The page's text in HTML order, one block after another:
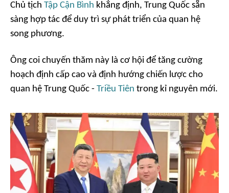
Chủ tịch Tập Cận Bình khẳng định, Trung Quốc sẵn
sàng hợp tác để duy trì sự phát triển của quan hệ
song phương.
Ông coi chuyến thăm này là cơ hội để tăng cường
hoạch định cấp cao và định hướng chiến lược cho
quan hệ Trung Quốc - Triều Tiên trong kỉ nguyên mới.